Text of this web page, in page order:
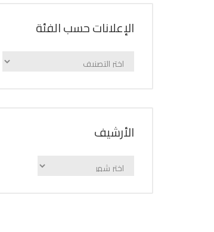
الإعلانات حسب الفئة
الإعلانات
اﻷرشيف
اﻷرشيف